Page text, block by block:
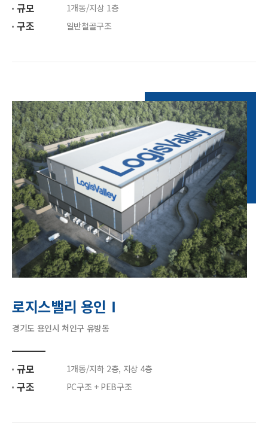
규모 1개동/지상 1층
구조 일반철골구조
로지스밸리 용인Ⅰ
경기도 용인시 처인구 유방동
규모 1개동/지하 2층, 지상 4층
구조 PC구조 + PEB구조